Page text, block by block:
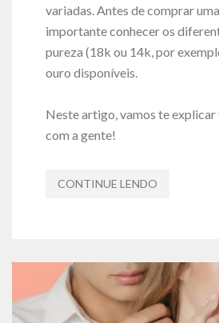
variadas. Antes de comprar
importante conhecer os
pureza (18k ou 14k, por
ouro disponíveis.
Neste artigo, vamos te explicar
com a gente!
CONTINUE LENDO